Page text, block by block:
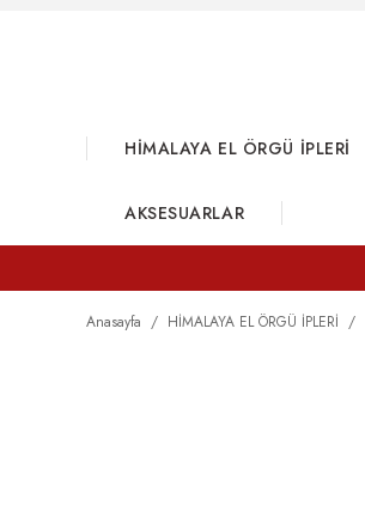
HİMALAYA EL ÖRGÜ İPLERİ
AKSESUARLAR
Anasayfa HİMALAYA EL ÖRGÜ İPLERİ